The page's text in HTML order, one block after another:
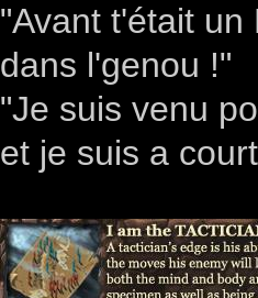
"Avant t'était
dans l'genou !"
"Je suis venu
et je suis a